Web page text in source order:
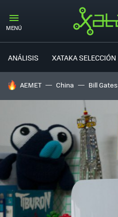
MENÚ
ANÁLISIS XATAKA SELECCIÓN
HOY SE HABLA DE
AEMET China Bill Gates